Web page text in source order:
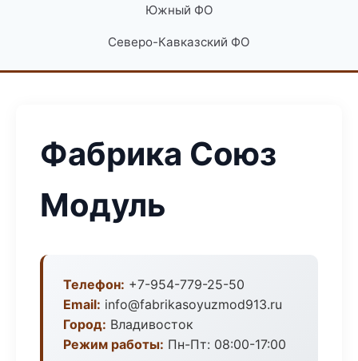
Южный ФО
Северо-Кавказский ФО
Фабрика Союз
Модуль
Телефон: +7-954-779-25-50
Email: info@fabrikasoyuzmod913.ru
Город: Владивосток
Режим работы: Пн-Пт: 08:00-17:00